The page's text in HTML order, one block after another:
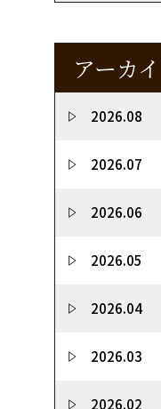
アーカ
2026.08
2026.07
2026.06
2026.05
2026.04
2026.03
2026.02